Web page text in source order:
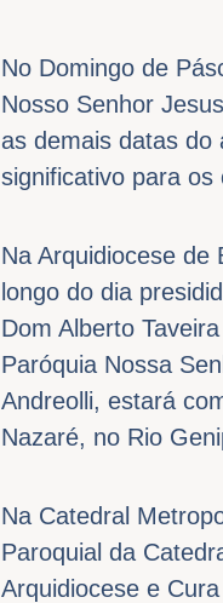
No Domingo de
Nosso Senhor
as demais datas do
significativo para
Na Arquidiocese
longo do dia
Dom Alberto
Paróquia Nossa
Andreolli, estará
Nazaré, no Rio
Na Catedral
Paroquial da
Arquidiocese e